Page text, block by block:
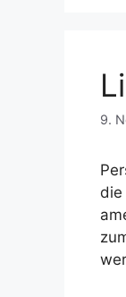
9.
die